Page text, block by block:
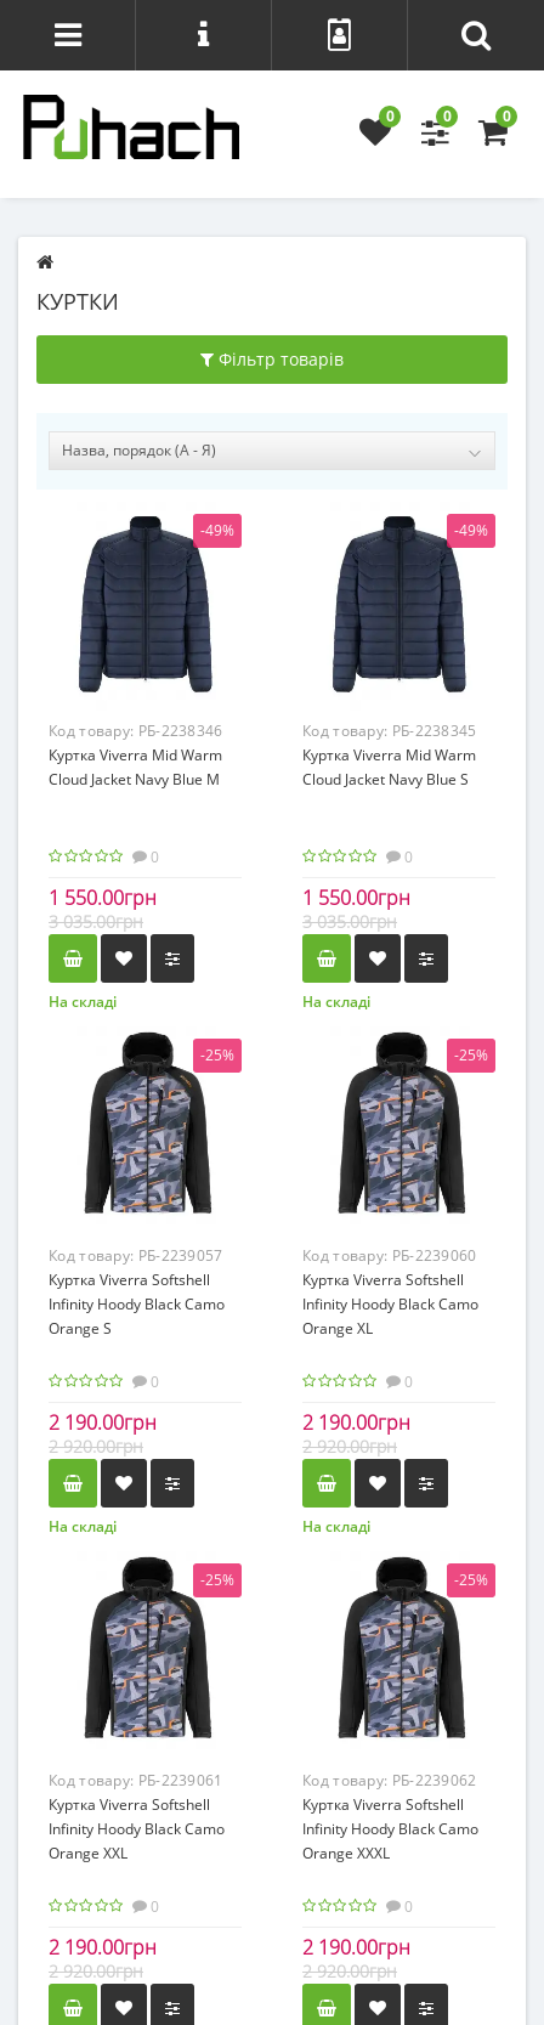
0 0 0
КУРТКИ
Фільтр товарів
-49%
Код товару: РБ-2238346
Куртка Viverra Mid Warm
Cloud Jacket Navy Blue M
0
1 550.00грн
3 035.00грн
На складі
-49%
Код товару: РБ-2238345
Куртка Viverra Mid Warm
Cloud Jacket Navy Blue S
0
1 550.00грн
3 035.00грн
На складі
-25%
Код товару: РБ-2239057
Куртка Viverra Softshell
Infinity Hoody Black Camo
Orange S
0
2 190.00грн
2 920.00грн
На складі
-25%
Код товару: РБ-2239060
Куртка Viverra Softshell
Infinity Hoody Black Camo
Orange XL
0
2 190.00грн
2 920.00грн
На складі
-25%
Код товару: РБ-2239061
Куртка Viverra Softshell
Infinity Hoody Black Camo
Orange XXL
0
2 190.00грн
2 920.00грн
-25%
Код товару: РБ-2239062
Куртка Viverra Softshell
Infinity Hoody Black Camo
Orange XXXL
0
2 190.00грн
2 920.00грн